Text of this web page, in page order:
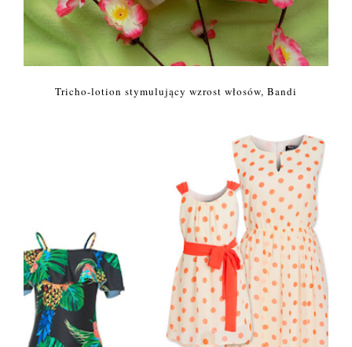
Tricho-lotion stymulujący wzrost włosów, Bandi